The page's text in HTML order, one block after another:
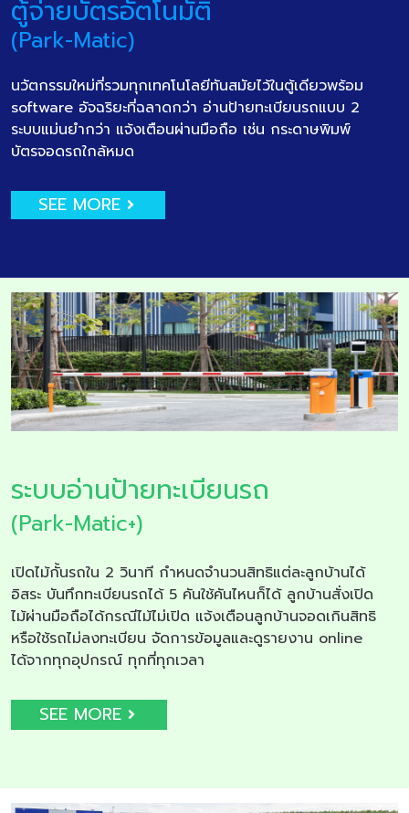
ตู้จ่ายบัตรอัตโนมัติ
(Park-Matic)
นวัตกรรมใหม่ที่รวมทุกเทคโนโลยีทันสมัยไว้ในตู้เดียวพร้อม
software อัจฉริยะที่ฉลาดกว่า อ่านป้ายทะเบียนรถแบบ 2
ระบบแม่นยำกว่า แจ้งเตือนผ่านมือถือ เช่น กระดาษพิมพ์
บัตรจอดรถใกล้หมด
SEE MORE
ระบบอ่านป้ายทะเบียนรถ
(Park-Matic+)
เปิดไม้กั้นรถใน 2 วินาที กำหนดจำนวนสิทธิแต่ละลูกบ้านได้
อิสระ บันทึกทะเบียนรถได้ 5 คันใช้คันไหนก็ได้ ลูกบ้านสั่งเปิด
ไม้ผ่านมือถือได้กรณีไม้ไม่เปิด แจ้งเตือนลูกบ้านจอดเกินสิทธิ
หรือใช้รถไม่ลงทะเบียน จัดการข้อมูลและดูรายงาน online
ได้จากทุกอุปกรณ์ ทุกที่ทุกเวลา
SEE MORE